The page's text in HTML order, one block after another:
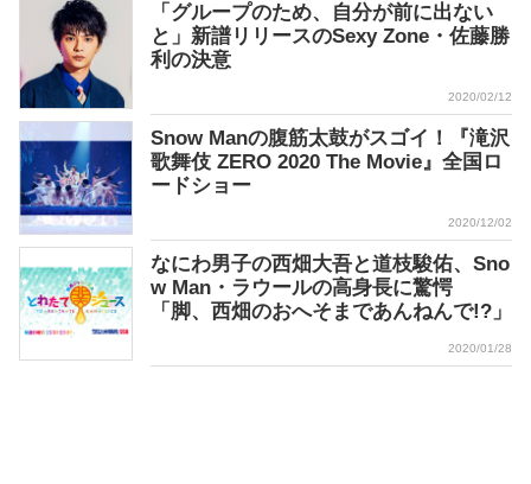
「グループのため、自分が前に出ない
と」新譜リリースのSexy Zone・佐藤勝
利の決意
2020/02/12
Snow Manの腹筋太鼓がスゴイ！『滝沢
歌舞伎 ZERO 2020 The Movie』全国ロ
ードショー
2020/12/02
なにわ男子の西畑大吾と道枝駿佑、Sno
w Man・ラウールの高身長に驚愕
「脚、西畑のおへそまであんねんで!?」
2020/01/28